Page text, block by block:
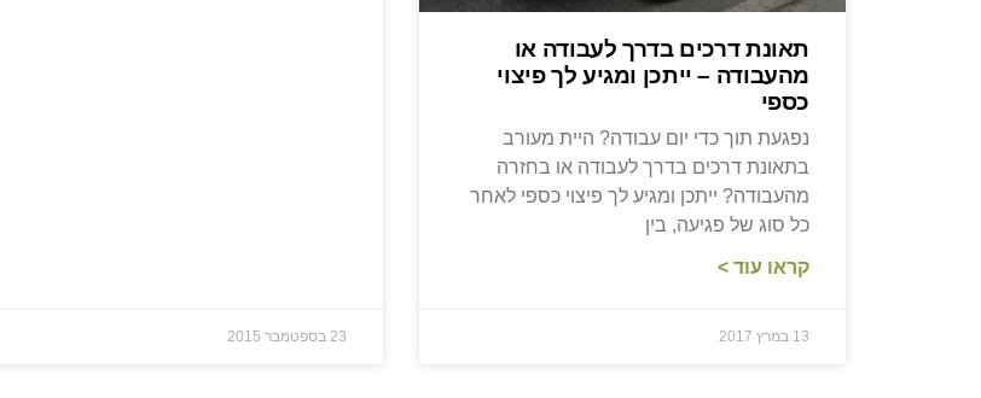
תאונת דרכים בדרך לעבודה או
מהעבודה – ייתכן ומגיע לך פיצוי
כספי
נפגעת תוך כדי יום עבודה? היית מעורב
בתאונת דרכים בדרך לעבודה או בחזרה
מהעבודה? ייתכן ומגיע לך פיצוי כספי לאחר
כל סוג של פגיעה, בין
קראו עוד >
13 במרץ 2017 23 בספטמבר 2015